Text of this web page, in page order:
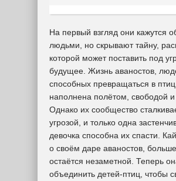
На первый взгляд они кажутся
людьми, но скрывают тайну,
которой может поставить под
будущее. Жизнь аваностов,
способных превращаться в птиц,
наполнена полётом, свободой и
Однако их сообщество
угрозой, и только одна
девочка способна их спасти.
о своём даре аваностов,
остаётся незаметной. Теперь
объединить детей-птиц, чтобы